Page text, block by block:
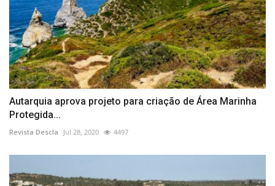
Autarquia aprova projeto para criação de Área Marinha
Protegida...
Revista Descla Jul 28, 2020 4497